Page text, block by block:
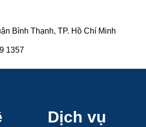
Bình Thạnh, TP. Hồ Chí Minh
1357
Dịch vụ